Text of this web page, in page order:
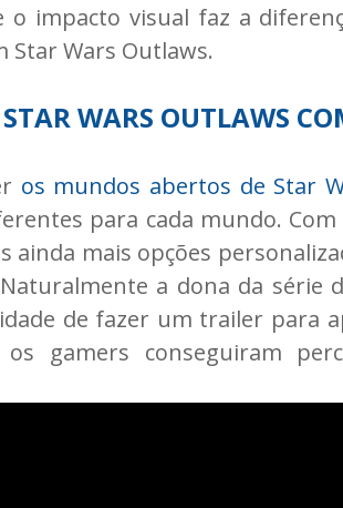
o impacto visual faz a
Wars Outlaws.
WARS OUTLAWS
os mundos abertos de Star
para cada mundo.
ainda mais opções
a dona da série
de fazer um trailer para
gamers conseguiram